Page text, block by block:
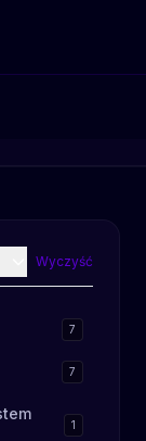
Wyczyść
7
7
1